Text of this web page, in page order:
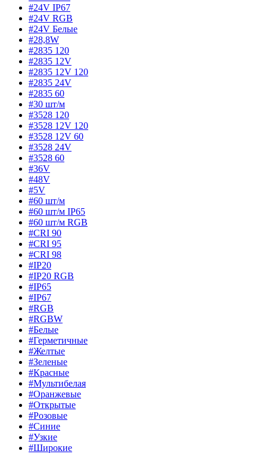
#24V IP67
#24V RGB
#24V Белые
#28,8W
#2835 120
#2835 12V
#2835 12V 120
#2835 24V
#2835 60
#30 шт/м
#3528 120
#3528 12V 120
#3528 12V 60
#3528 24V
#3528 60
#36V
#48V
#5V
#60 шт/м
#60 шт/м IP65
#60 шт/м RGB
#CRI 90
#CRI 95
#CRI 98
#IP20
#IP20 RGB
#IP65
#IP67
#RGB
#RGBW
#Белые
#Герметичные
#Желтые
#Зеленые
#Красные
#Мультибелая
#Оранжевые
#Открытые
#Розовые
#Синие
#Узкие
#Широкие